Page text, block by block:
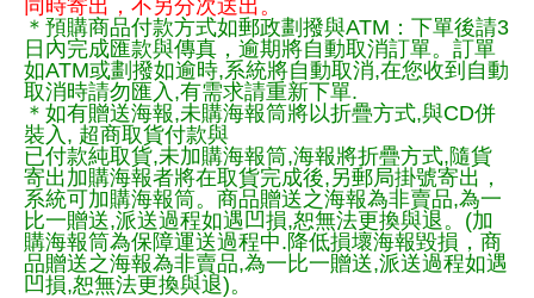
同時寄出，不另分次送出。
＊預購商品付款方式如郵政劃撥與ATM：下單後請3
日內完成匯款與傳真，逾期將自動取消訂單。訂單
如ATM或劃撥如逾時,系統將自動取消,在您收到自動
取消時請勿匯入,有需求請重新下單.
＊如有贈送海報,未購海報筒將以折疊方式,與CD併
裝入, 超商取貨付款與
已付款純取貨,未加購海報筒,海報將折疊方式,隨貨
寄出加購海報者將在取貨完成後,另郵局掛號寄出，
系統可加購海報筒。商品贈送之海報為非賣品,為一
比一贈送,派送過程如遇凹損,恕無法更換與退。(加
購海報筒為保障運送過程中.降低損壞海報毀損，商
品贈送之海報為非賣品,為一比一贈送,派送過程如遇
凹損,恕無法更換與退)。